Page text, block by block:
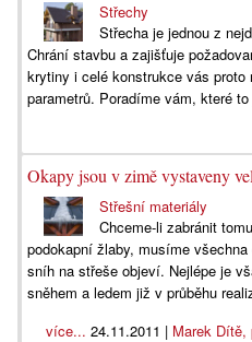
Střechy
Střecha je jednou z
Chrání stavbu a zajišťuje
krytiny i celé konstrukce vás
parametrů. Poradíme vám, které
Okapy jsou v zimě vystaveny
Střešní materiály
Chceme-li zabránit
podokapní žlaby, musíme
sníh na střeše objeví. Nejlépe je
sněhem a ledem již v průběhu
více... 24.11.2011 | Marek Dítě,